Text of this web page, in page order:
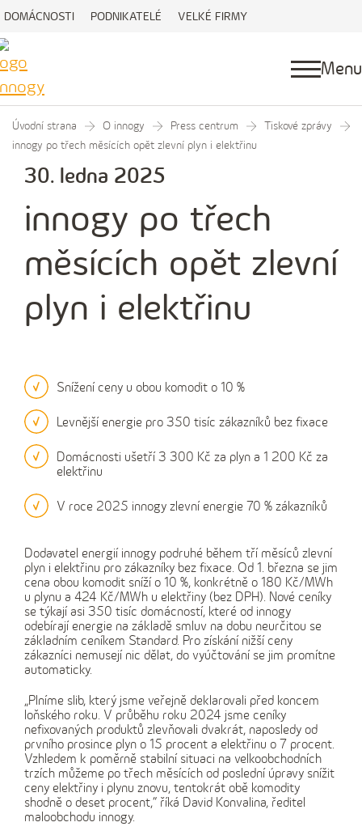
DOMÁCNOSTI PODNIKATELÉ VELKÉ FIRMY
Menu
Úvodní strana O innogy Press centrum
Tiskové zprávy
innogy po třech měsících opět zlevní plyn i elektřinu
30. ledna 2025
innogy po třech
měsících opět zlevní
plyn i elektřinu
Snížení ceny u obou komodit o 10 %
Levnější energie pro 350 tisíc zákazníků bez fixace
Domácnosti ušetří 3 300 Kč za plyn a 1 200 Kč za
elektřinu
V roce 2025 innogy zlevní energie 70 % zákazníků
Dodavatel energií innogy podruhé během tří měsíců zlevní
plyn i elektřinu pro zákazníky bez fixace. Od 1. března se jim
cena obou komodit sníží o 10 %, konkrétně o 180 Kč/MWh
u plynu a 424 Kč/MWh u elektřiny (bez DPH). Nové ceníky
se týkají asi 350 tisíc domácností, které od innogy
odebírají energie na základě smluv na dobu neurčitou se
základním ceníkem Standard. Pro získání nižší ceny
zákazníci nemusejí nic dělat, do vyúčtování se jim promítne
automaticky.
„Plníme slib, který jsme veřejně deklarovali před koncem
loňského roku. V průběhu roku 2024 jsme ceníky
nefixovaných produktů zlevňovali dvakrát, naposledy od
prvního prosince plyn o 15 procent a elektřinu o 7 procent.
Vzhledem k poměrně stabilní situaci na velkoobchodních
trzích můžeme po třech měsících od poslední úpravy snížit
ceny elektřiny i plynu znovu, tentokrát obě komodity
shodně o deset procent,“ říká David Konvalina, ředitel
maloobchodu innogy.